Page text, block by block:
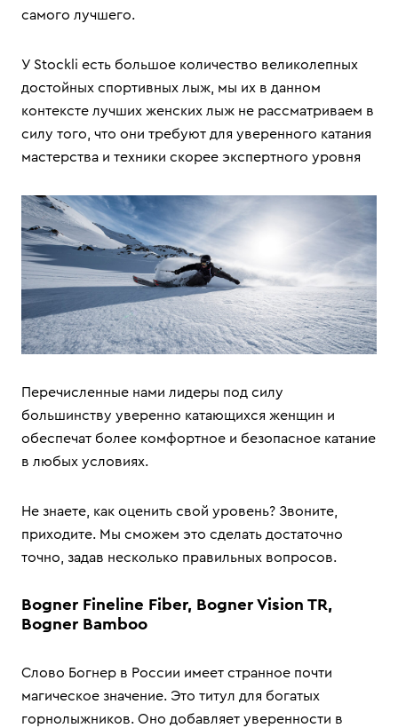
самого лучшего.
У Stockli есть большое количество великолепных
достойных спортивных лыж, мы их в данном
контексте лучших женских лыж не рассматриваем в
силу того, что они требуют для уверенного катания
мастерства и техники скорее экспертного уровня
Перечисленные нами лидеры под силу
большинству уверенно катающихся женщин и
обеспечат более комфортное и безопасное катание
в любых условиях.
Не знаете, как оценить свой уровень? Звоните,
приходите. Мы сможем это сделать достаточно
точно, задав несколько правильных вопросов.
Bogner Fineline Fiber, Bogner Vision TR,
Bogner Bamboo
Слово Богнер в России имеет странное почти
магическое значение. Это титул для богатых
горнолыжников. Оно добавляет уверенности в